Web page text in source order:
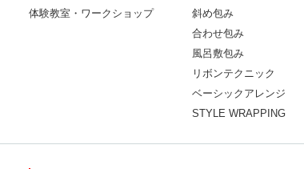
体験教室・ワークショップ
斜め包み
合わせ包み
風呂敷包み
リボンテクニック
ベーシックアレンジ
STYLE WRAPPING